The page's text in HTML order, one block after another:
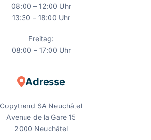
08:00 – 12:00 Uhr
13:30 – 18:00 Uhr
Freitag:
08:00 – 17:00 Uhr
Adresse
Copytrend SA Neuchâtel
Avenue de la Gare 15
2000 Neuchâtel